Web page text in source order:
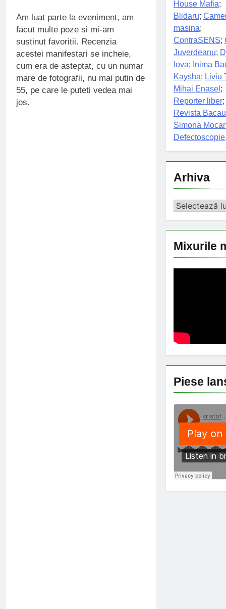
Am luat parte la eveniment, am
facut multe poze si mi-am
sustinut favoritii. Recenzia
acestei manifestari se incheie,
cum era de asteptat, cu un numar
mare de fotografii, nu mai putin de
55, pe care le puteti vedea mai
jos.
House Mafia;
Blidaru;
masina;
ContraSENS;
Juverdeanu;
Iova; Inima
Kaysha; Liviu
Mihai Enasel ;
Reporter liber;
Revista Bacau
Simona
Defectoscopie
Arhiva
Arhiva
Mixurile
Piese